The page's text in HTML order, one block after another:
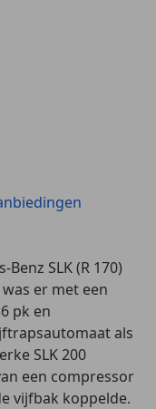
SLK (R 170)
er met een
pk en
als
SLK 200
een compressor
vijfbak koppelde.